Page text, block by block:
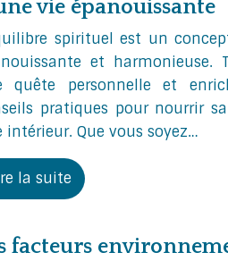
vie épanouissante
spirituel est un
et harmonieuse.
quête personnelle et
pratiques pour nourrir
intérieur. Que vous soyez…
la suite
facteurs